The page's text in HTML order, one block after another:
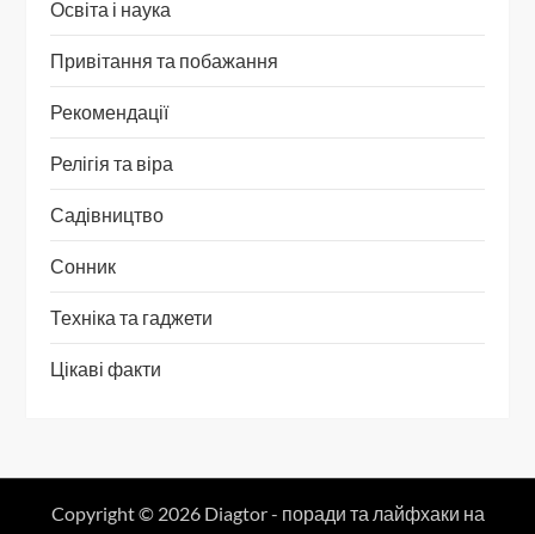
Освіта і наука
Привітання та побажання
Рекомендації
Релігія та віра
Садівництво
Сонник
Техніка та гаджети
Цікаві факти
Copyright © 2026 Diagtor - поради та лайфхаки на